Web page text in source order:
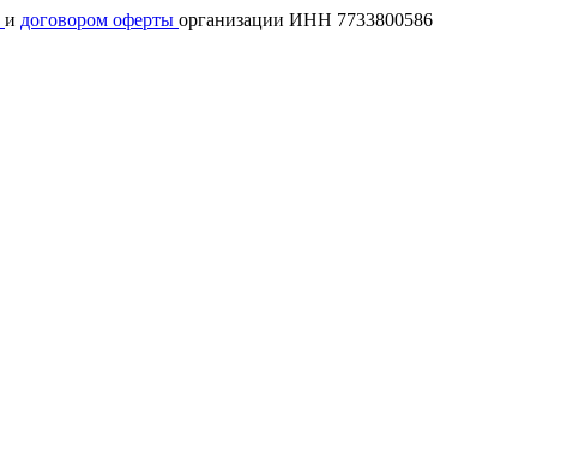
и договором оферты организации ИНН 7733800586